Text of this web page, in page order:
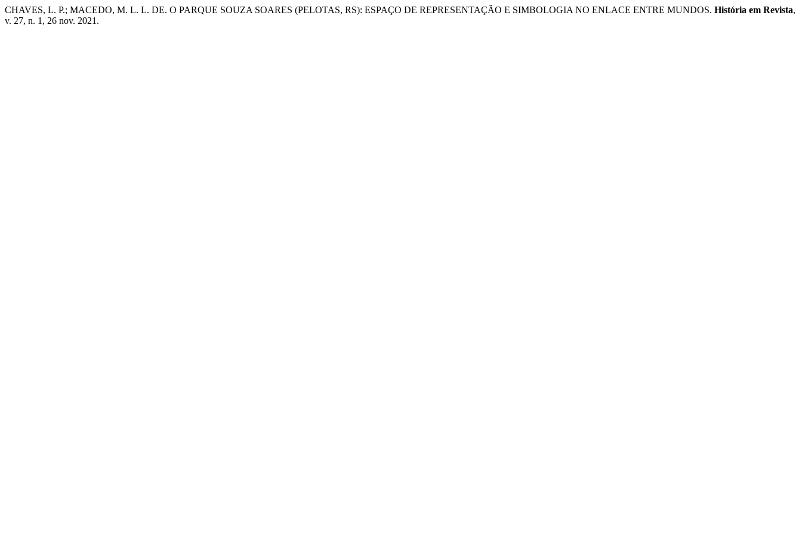
CHAVES, L. P.; MACEDO, M. L. L. DE. O PARQUE SOUZA SOARES (PELOTAS, RS): ESPAÇO DE REPRESENTAÇÃO E SIMBOLOGIA NO ENLACE ENTRE MUNDOS. História em Revista,
v. 27, n. 1, 26 nov. 2021.